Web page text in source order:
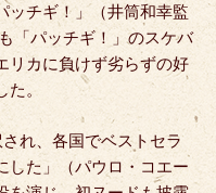
ッチギ！」（井筒和幸監
「パッチギ！」のスケバ
リカに負けず劣らずの好
。
れ、各国でベストセラ
した」（パウロ・コエー